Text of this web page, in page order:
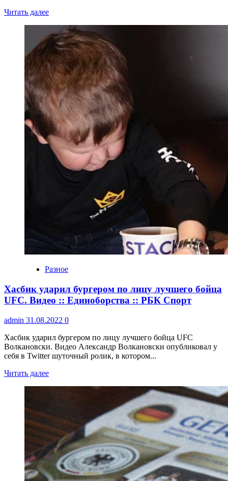
Читать далее
Разное
Хасбик ударил бургером по лицу лучшего бойца
UFC. Видео :: Единоборства :: РБК Спорт
admin 31.08.2022 0
Хасбик ударил бургером по лицу лучшего бойца UFC
Волкановски. Видео Александр Волкановски опубликовал у
себя в Twitter шуточный ролик, в котором...
Читать далее